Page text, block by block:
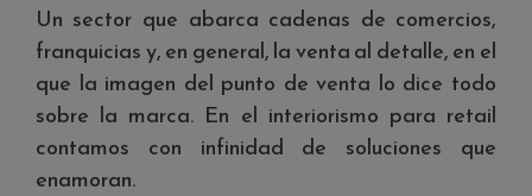
Un sector que abarca cadenas de comercios,
franquicias y, en general, la venta al detalle, en el
que la imagen del punto de venta lo dice todo
sobre la marca. En el interiorismo para retail
contamos con infinidad de soluciones que
enamoran.